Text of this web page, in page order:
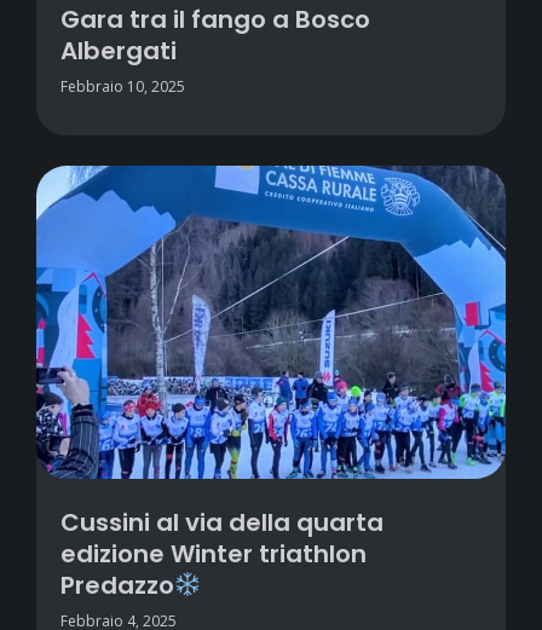
Gara tra il fango a Bosco
Albergati
Febbraio 10, 2025
Cussini al via della quarta
edizione Winter triathlon
Predazzo
Febbraio 4, 2025